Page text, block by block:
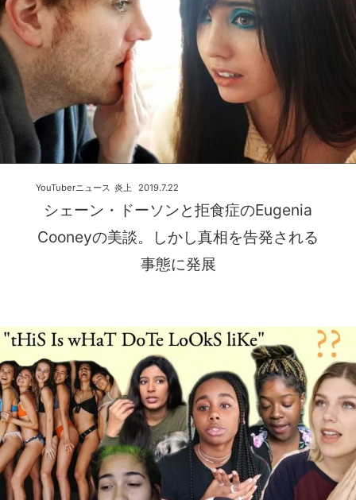
シェーン・ドーソンと拒食症のEugenia
Cooneyの美談。しかし真相を告発される
事態に発展
2019.7.22
YouTuberニュース 炎上